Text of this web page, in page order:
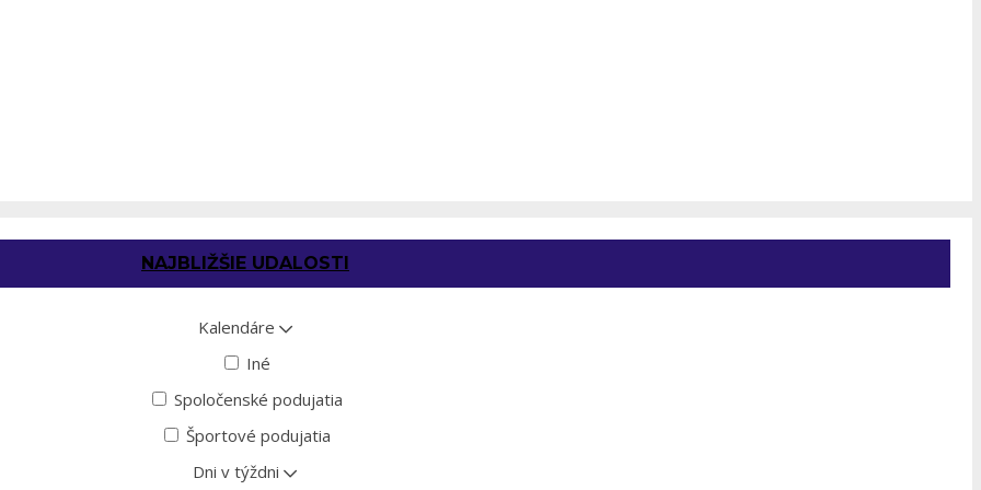
NAJBLIŽŠIE UDALOSTI
Kalendáre
Iné
Spoločenské podujatia
Športové podujatia
Dni v týždni